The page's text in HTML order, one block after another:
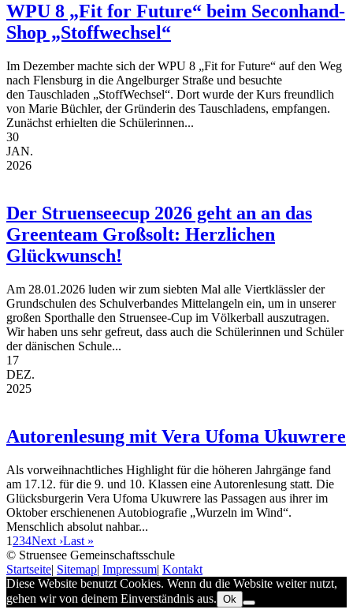
WPU 8 „Fit for Future“ beim Seconhand-
Shop „Stoffwechsel“
Im Dezember machte sich der WPU 8 „Fit for Future“ auf den Weg
nach Flensburg in die Angelburger Straße und besuchte
den Tauschladen „StoffWechsel“. Dort wurde der Kurs freundlich
von Marie Büchler, der Gründerin des Tauschladens, empfangen.
Zunächst erhielten die Schülerinnen...
30
JAN.
2026
Der Struenseecup 2026 geht an an das
Greenteam Großsolt: Herzlichen
Glückwunsch!
Am 28.01.2026 luden wir zum siebten Mal alle Viertklässler der
Grundschulen des Schulverbandes Mittelangeln ein, um in unserer
großen Sporthalle den Struensee-Cup im Völkerball auszutragen.
Wir haben uns sehr gefreut, dass auch die Schülerinnen und Schüler
der dänischen Schule...
17
DEZ.
2025
Autorenlesung mit Vera Ufoma Ukuwrere
Als vorweihnachtliches Highlight für die höheren Jahrgänge fand
am 17.12. für die 9. und 10. Klassen eine Autorenlesung statt. Die
Glücksburgerin Vera Ufoma Ukuwrere las Passagen aus ihrer im
Oktober erschienenen Autobiografie „Wurzeln im Wind“.
Menschlich absolut nahbar...
1 234Next ›Last »
© Struensee Gemeinschaftsschule
Startseite| Sitemap| Impressum| Kontakt
Diese Website benutzt Cookies. Wenn du die Website weiter nutzt,
gehen wir von deinem Einverständnis aus. Ok